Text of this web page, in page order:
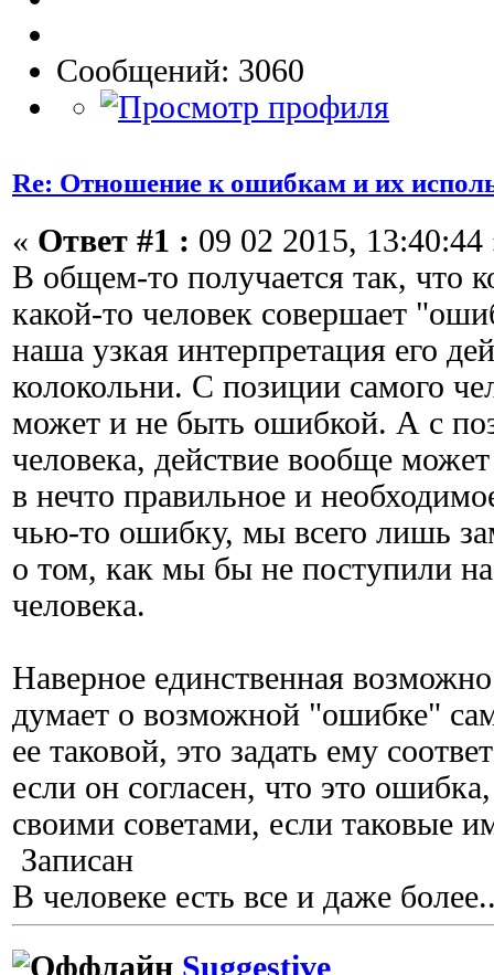
Сообщений: 3060
Re: Отношение к ошибкам и их
« Ответ #1 : 09 02 2015, 13:40:44
В общем-то получается так, что
какой-то человек совершает
наша узкая интерпретация его
колокольни. С позиции самого
может и не быть ошибкой. А с
человека, действие вообще
в нечто правильное и
чью-то ошибку, мы всего лишь
о том, как мы бы не поступили
человека.
Наверное единственная
думает о возможной "ошибке"
ее таковой, это задать ему
если он согласен, что это
своими советами, если таковые
Записан
В человеке есть все и даже
Suggestive